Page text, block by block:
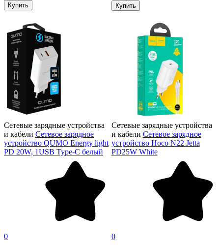
Купить Купить
Сетевые зарядные устройства
и кабели Сетевое зарядное
устройство QUMO Energy light
PD 20W, 1USB Type-C белый
0
Сетевые зарядные устройства
и кабели Сетевое зарядное
устройство Hoco N22 Jetta
PD25W White
0